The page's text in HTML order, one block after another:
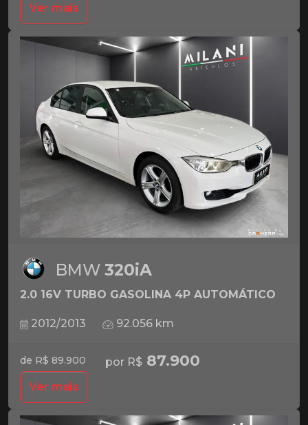
Ver mais
BMW 320iA
2.0 16V TURBO GASOLINA 4P AUTOMÁTICO
2012/2013 92.056 km
de R$ 89.900 por R$ 87.900
Ver mais